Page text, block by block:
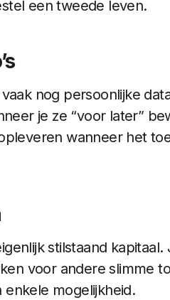
een tweede leven.
nog persoonlijke
je ze “voor later”
wanneer het
stilstaand
voor andere slimme
mogelijkheid.